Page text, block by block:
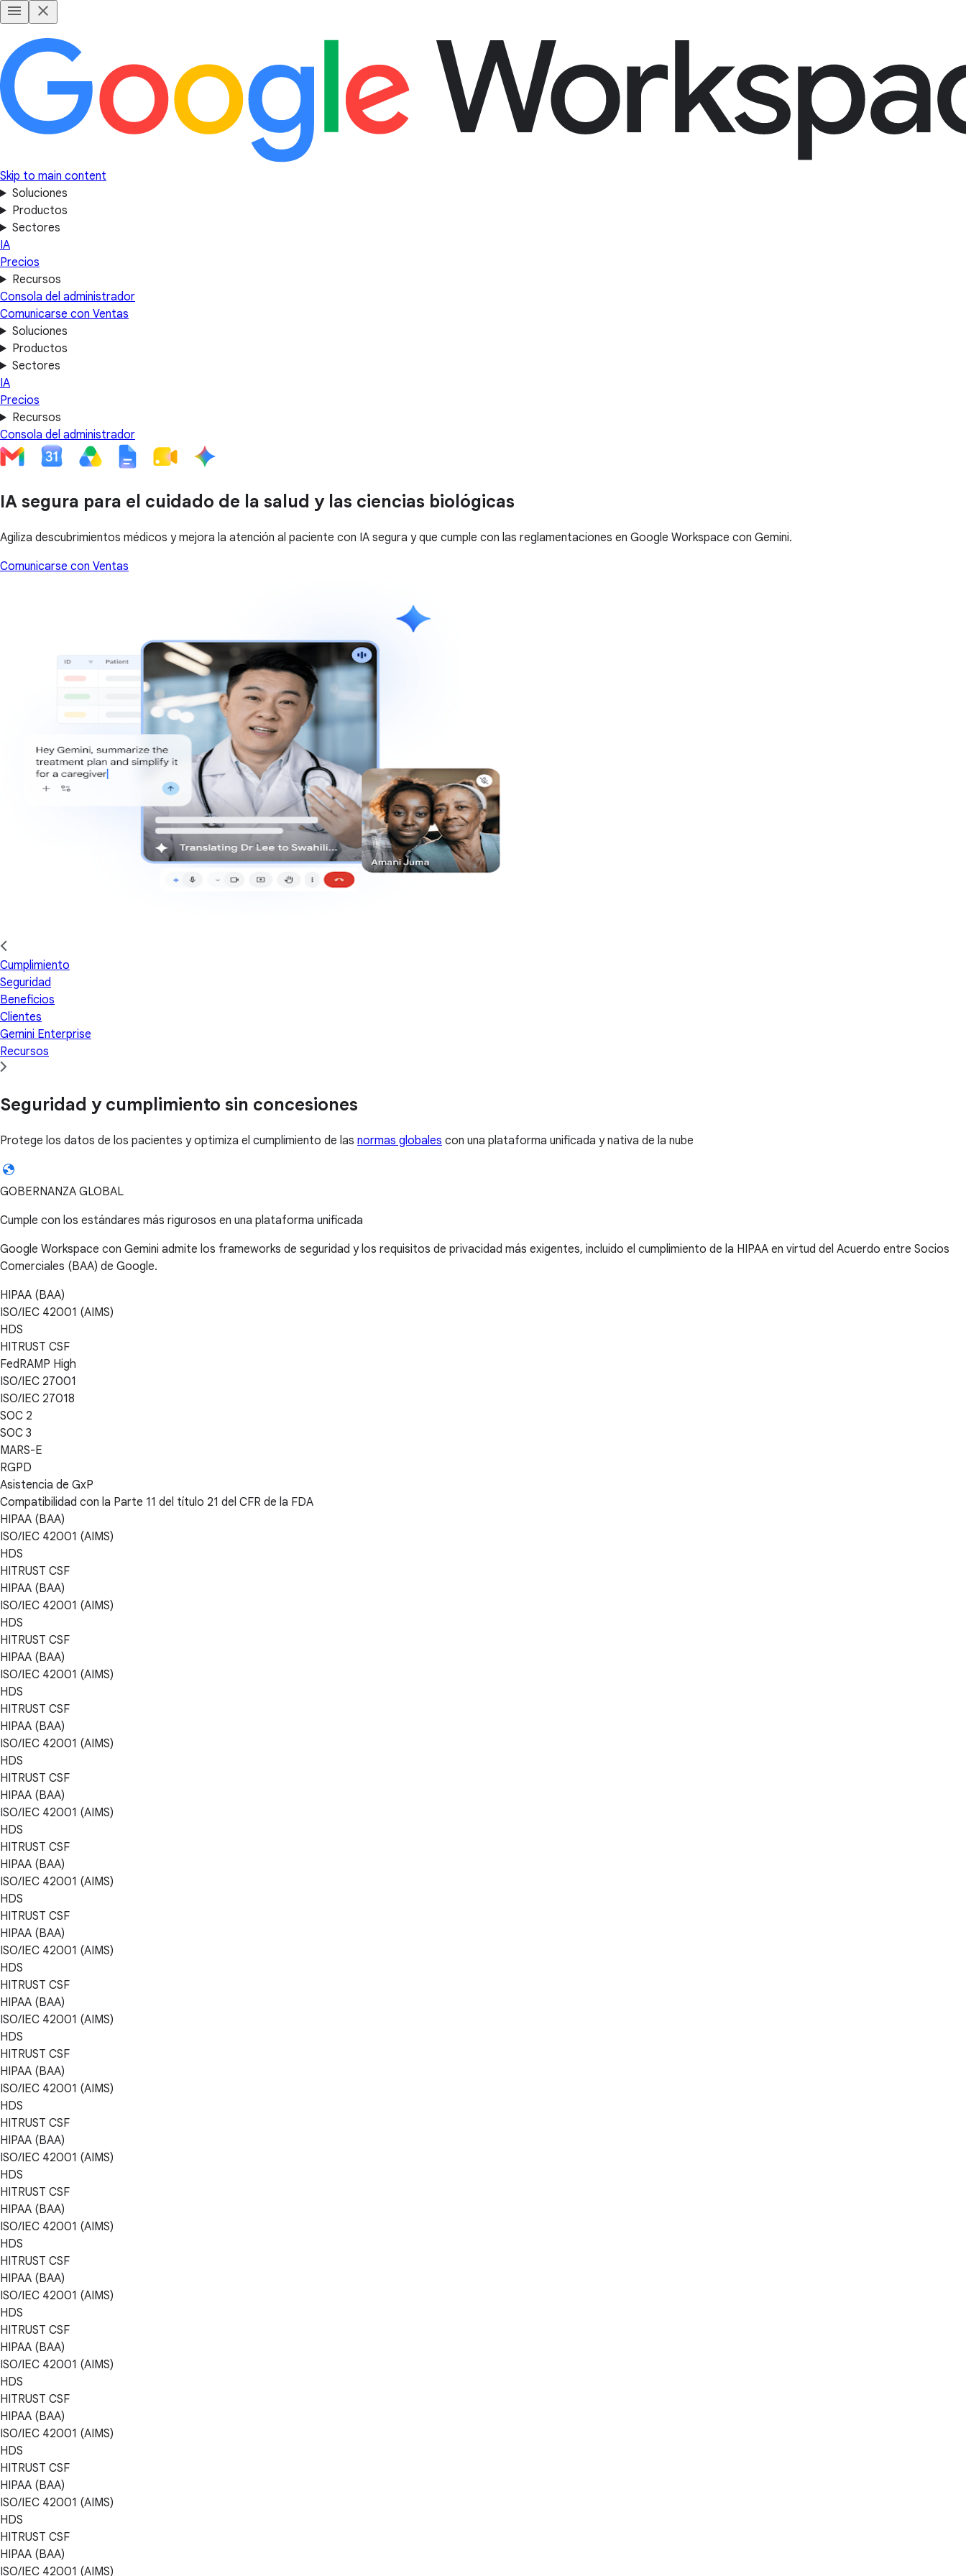
Skip to main content
Soluciones
Productos
Sectores
IA
Precios
Recursos
Consola del administrador
Comunicarse con Ventas
Soluciones
Productos
Sectores
IA
Precios
Recursos
Consola del administrador
IA segura para el cuidado de la salud y las ciencias biológicas
Agiliza descubrimientos médicos y mejora la atención al paciente con IA segura y que cumple con las reglamentaciones en Google Workspace con Gemini.
Comunicarse con Ventas
Cumplimiento
Seguridad
Beneficios
Clientes
Gemini Enterprise
Recursos
Seguridad y cumplimiento sin concesiones
Protege los datos de los pacientes y optimiza el cumplimiento de las normas globales con una plataforma unificada y nativa de la nube
GOBERNANZA GLOBAL
Cumple con los estándares más rigurosos en una plataforma unificada
Google Workspace con Gemini admite los frameworks de seguridad y los requisitos de privacidad más exigentes, incluido el cumplimiento de la HIPAA en virtud del Acuerdo entre Socios
Comerciales (BAA) de Google.
HIPAA (BAA)
ISO/IEC 42001 (AIMS)
HDS
HITRUST CSF
FedRAMP High
ISO/IEC 27001
ISO/IEC 27018
SOC 2
SOC 3
MARS-E
RGPD
Asistencia de GxP
Compatibilidad con la Parte 11 del título 21 del CFR de la FDA
HIPAA (BAA)
ISO/IEC 42001 (AIMS)
HDS
HITRUST CSF
HIPAA (BAA)
ISO/IEC 42001 (AIMS)
HDS
HITRUST CSF
HIPAA (BAA)
ISO/IEC 42001 (AIMS)
HDS
HITRUST CSF
HIPAA (BAA)
ISO/IEC 42001 (AIMS)
HDS
HITRUST CSF
HIPAA (BAA)
ISO/IEC 42001 (AIMS)
HDS
HITRUST CSF
HIPAA (BAA)
ISO/IEC 42001 (AIMS)
HDS
HITRUST CSF
HIPAA (BAA)
ISO/IEC 42001 (AIMS)
HDS
HITRUST CSF
HIPAA (BAA)
ISO/IEC 42001 (AIMS)
HDS
HITRUST CSF
HIPAA (BAA)
ISO/IEC 42001 (AIMS)
HDS
HITRUST CSF
HIPAA (BAA)
ISO/IEC 42001 (AIMS)
HDS
HITRUST CSF
HIPAA (BAA)
ISO/IEC 42001 (AIMS)
HDS
HITRUST CSF
HIPAA (BAA)
ISO/IEC 42001 (AIMS)
HDS
HITRUST CSF
HIPAA (BAA)
ISO/IEC 42001 (AIMS)
HDS
HITRUST CSF
HIPAA (BAA)
ISO/IEC 42001 (AIMS)
HDS
HITRUST CSF
HIPAA (BAA)
ISO/IEC 42001 (AIMS)
HDS
HITRUST CSF
HIPAA (BAA)
ISO/IEC 42001 (AIMS)